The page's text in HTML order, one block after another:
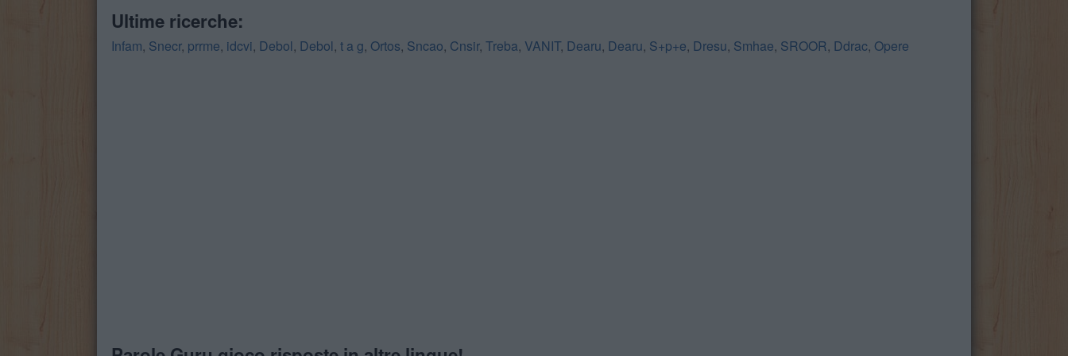
Ultime ricerche:
Infam, Snecr, prrme, idcvi, Debol, Debol, t a g, Ortos, Sncao, Cnsir, Treba, VANIT, Dearu, Dearu, S+p+e, Dresu, Smhae, SROOR, Ddrac, Opere